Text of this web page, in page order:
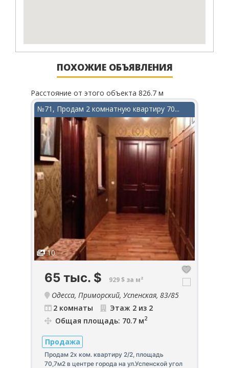
ПОХОЖИЕ ОБЪЯВЛЕНИЯ
Расстояние от этого объекта 826.7 м
№71, Продам 2 комнатную квартиру 70...
10
65 тыс. $ 929 $ за м²
Одесса, Приморский, Успенская, 83/85
2 комнаты
Этаж 2 из 2
Общая площадь: 70.7 м2
Продажа
Продам 2х ком. квартиру 2/2, площадь
70,7м2 в центре города на ул.Успенской угол